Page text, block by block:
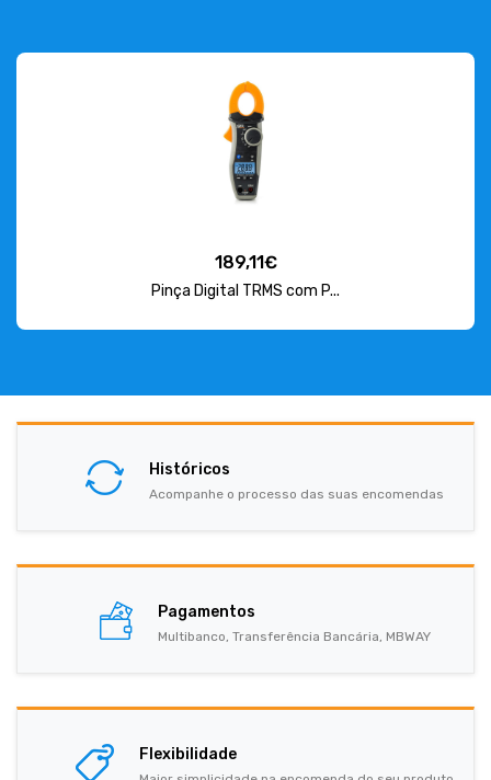
189,11€
Pinça Digital TRMS com P...
Históricos
Acompanhe o processo das suas encomendas
Pagamentos
Multibanco, Transferência Bancária, MBWAY
Flexibilidade